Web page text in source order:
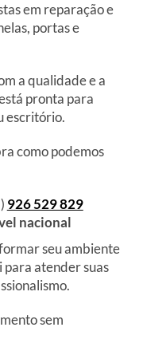
em reparação e
portas e
a qualidade e a
pronta para
escritório.
como podemos
926 529 829
nacional
seu ambiente
para atender suas
sem